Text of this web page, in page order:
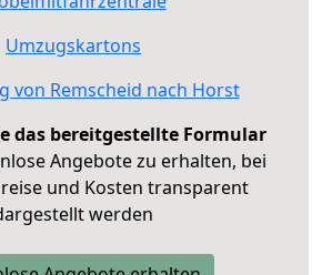
Umzugskartons
von Remscheid nach Horst
das bereitgestellte Formular
Angebote zu erhalten, bei
und Kosten transparent
werden